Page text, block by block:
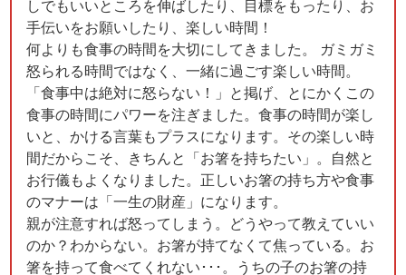
しでもいいところを伸ばしたり、目標をもったり、お
手伝いをお願いしたり、楽しい時間！
何よりも食事の時間を大切にしてきました。 ガミガミ
怒られる時間ではなく、一緒に過ごす楽しい時間。
「食事中は絶対に怒らない！」と掲げ、とにかくこの
食事の時間にパワーを注ぎました。食事の時間が楽し
いと、かける言葉もプラスになります。その楽しい時
間だからこそ、きちんと「お箸を持ちたい」。自然と
お行儀もよくなりました。正しいお箸の持ち方や食事
のマナーは「一生の財産」になります。
親が注意すれば怒ってしまう。どうやって教えていい
のか？わからない。お箸が持てなくて焦っている。お
箸を持って食べてくれない･･･。うちの子のお箸の持